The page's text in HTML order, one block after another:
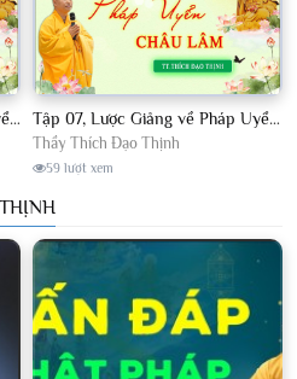
Tập 08, Lược Giảng về Pháp Uyển Châu Lâm, Chủ giảng TT. Thích Đạo Thịnh. Tập 07, Lược Giảng về Pháp Uyển Châu Lâm, Chủ giảng TT Thích Đạo Thịnh
Thầy Thích Đạo Thịnh
59 lượt xem